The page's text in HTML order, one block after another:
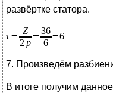
развёртке статора.
7. Произведём
В итоге получим